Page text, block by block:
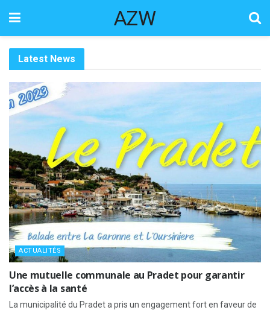
AZW
Latest News
ACTUALITÉS
Une mutuelle communale au Pradet pour garantir
l’accès à la santé
La municipalité du Pradet a pris un engagement fort en faveur de